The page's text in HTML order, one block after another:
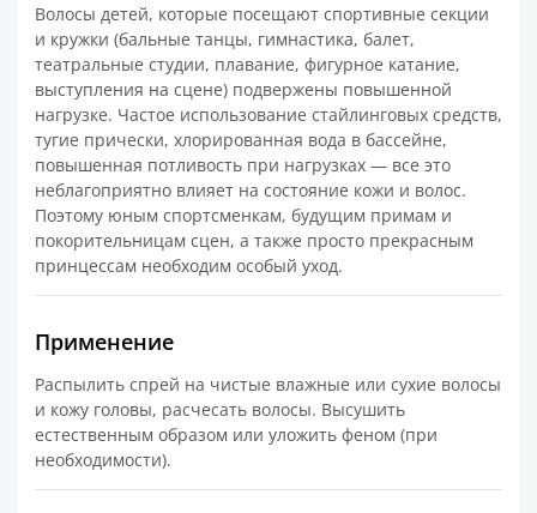
Волосы детей, которые посещают спортивные секции
и кружки (бальные танцы, гимнастика, балет,
театральные студии, плавание, фигурное катание,
выступления на сцене) подвержены повышенной
нагрузке. Частое использование стайлинговых средств,
тугие прически, хлорированная вода в бассейне,
повышенная потливость при нагрузках — все это
неблагоприятно влияет на состояние кожи и волос.
Поэтому юным спортсменкам, будущим примам и
покорительницам сцен, а также просто прекрасным
принцессам необходим особый уход.
Применение
Распылить спрей на чистые влажные или сухие волосы
и кожу головы, расчесать волосы. Высушить
естественным образом или уложить феном (при
необходимости).